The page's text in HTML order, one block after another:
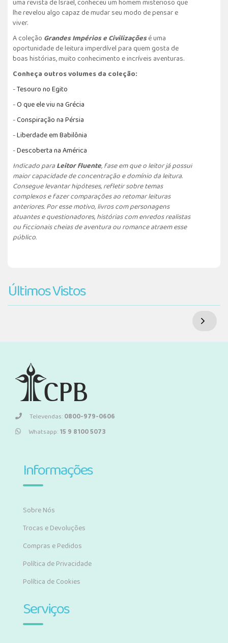
uma revista de Israel, conheceu um homem misterioso que
lhe revelou algo capaz de mudar seu modo de pensar e
viver.
A coleção Grandes Impérios e Civilizaçõesé uma
oportunidade de leitura imperdível para quem gosta de
boas histórias, muito conhecimento e incríveis aventuras.
Conheça outros volumes da coleção:
-Tesouro no Egito
-Oque ele viu na Grécia
-Conspiração na Pérsia
-Liberdade em Babilônia
-Descoberta na América
Indicado paraLeitor fluente, fase em que o leitor já possui
maior capacidade de concentração e domínio da leitura.
Consegue levantar hipóteses, refletir sobre temas
complexos e fazer comparações ao retomar leituras
anteriores. Por esse motivo, livros com personagens
atuantes e questionadores, histórias com enredos realistas
ou ficcionais cheias de aventura ou romance atraem esse
público.
Últimos Vistos
Televendas:0800-979-0606
Whatsapp:15 9 8100 5073
Informações
Sobre Nós
Trocas e Devoluções
Compras e Pedidos
Política de Privacidade
Política de Cookies
Serviços